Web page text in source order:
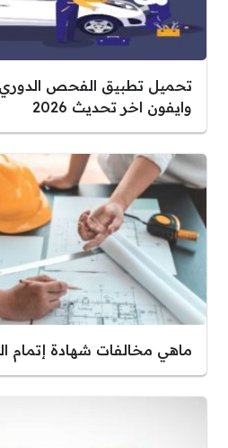
تحميل تطبيق الفحص الدوري
وايفون اخر تحديث 2026
ماهي مخالفات شهادة إتمام